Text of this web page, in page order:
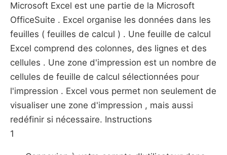
Microsoft Excel est une partie de la Microsoft
OfficeSuite . Excel organise les données dans les
feuilles ( feuilles de calcul ) . Une feuille de calcul
Excel comprend des colonnes, des lignes et des
cellules . Une zone d'impression est un nombre de
cellules de feuille de calcul sélectionnées pour
l'impression . Excel vous permet non seulement de
visualiser une zone d'impression , mais aussi
redéfinir si nécessaire. Instructions
1